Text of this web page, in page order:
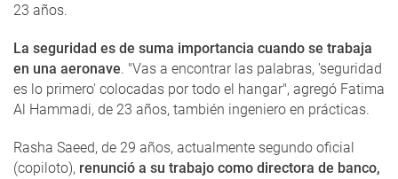
23 años.
La seguridad es de suma importancia cuando se trabaja
en una aeronave. "Vas a encontrar las palabras, 'seguridad
es lo primero' colocadas por todo el hangar", agregó Fatima
Al Hammadi, de 23 años, también ingeniero en prácticas.
Rasha Saeed, de 29 años, actualmente segundo oficial
(copiloto), renunció a su trabajo como directora de banco,